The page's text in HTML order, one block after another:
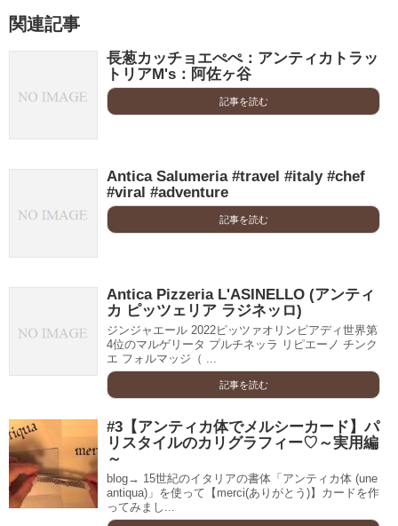
関連記事
長葱カッチョエぺぺ：アンティカトラッ
トリアM's：阿佐ヶ谷
記事を読む
Antica Salumeria #travel #italy #chef
#viral #adventure
記事を読む
Antica Pizzeria L'ASINELLO (アンティ
カ ピッツェリア ラジネッロ)
ジンジャエール 2022ピッツァオリンピアディ世界第
4位のマルゲリータ プルチネッラ リピエーノ チンク
エ フォルマッジ（ ...
記事を読む
#3【アンティカ体でメルシーカード】パ
リスタイルのカリグラフィー♡～実用編
～
blog→ 15世紀のイタリアの書体「アンティカ体 (une
antiqua)」を使って【merci(ありがとう)】カードを作
ってみまし...